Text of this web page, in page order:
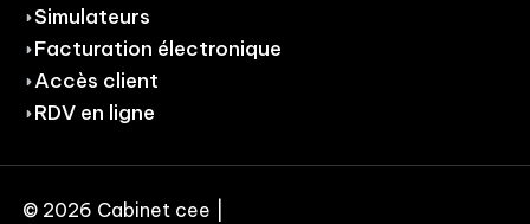
Simulateurs
Facturation électronique
Accès client
RDV en ligne
© 2026 Cabinet cee |